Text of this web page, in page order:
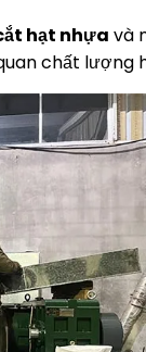
hạt nhựa và
chất lượng